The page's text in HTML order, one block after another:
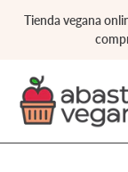
directamente
contenido
Tienda vegana